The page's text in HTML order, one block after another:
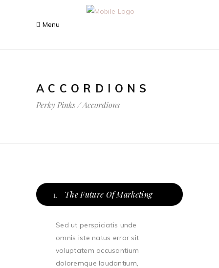
ACCORDIONS
Perky Pinks/Accordions
The Future Of Marketing
Sed ut perspiciatis unde
omnis iste natus error sit
voluptatem accusantium
doloremque laudantium,